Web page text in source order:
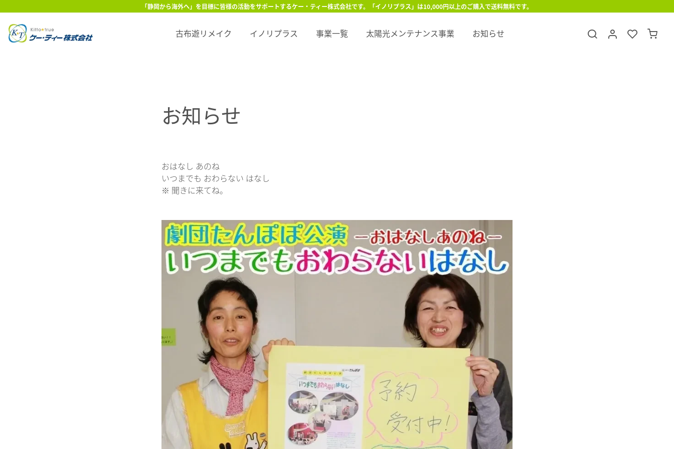
「静岡から海外へ」を目標に皆様の活動をサポートするケー・ティー株式会社です。「イノリプラス」は10,000円以上のご購入で送料無料です。
古布遊リメイク イノリプラス 事業一覧 太陽光メンテナンス事業 お知らせ
お知らせ
おはなし あのね
いつまでも おわらない はなし
※ 聞きに来てね。